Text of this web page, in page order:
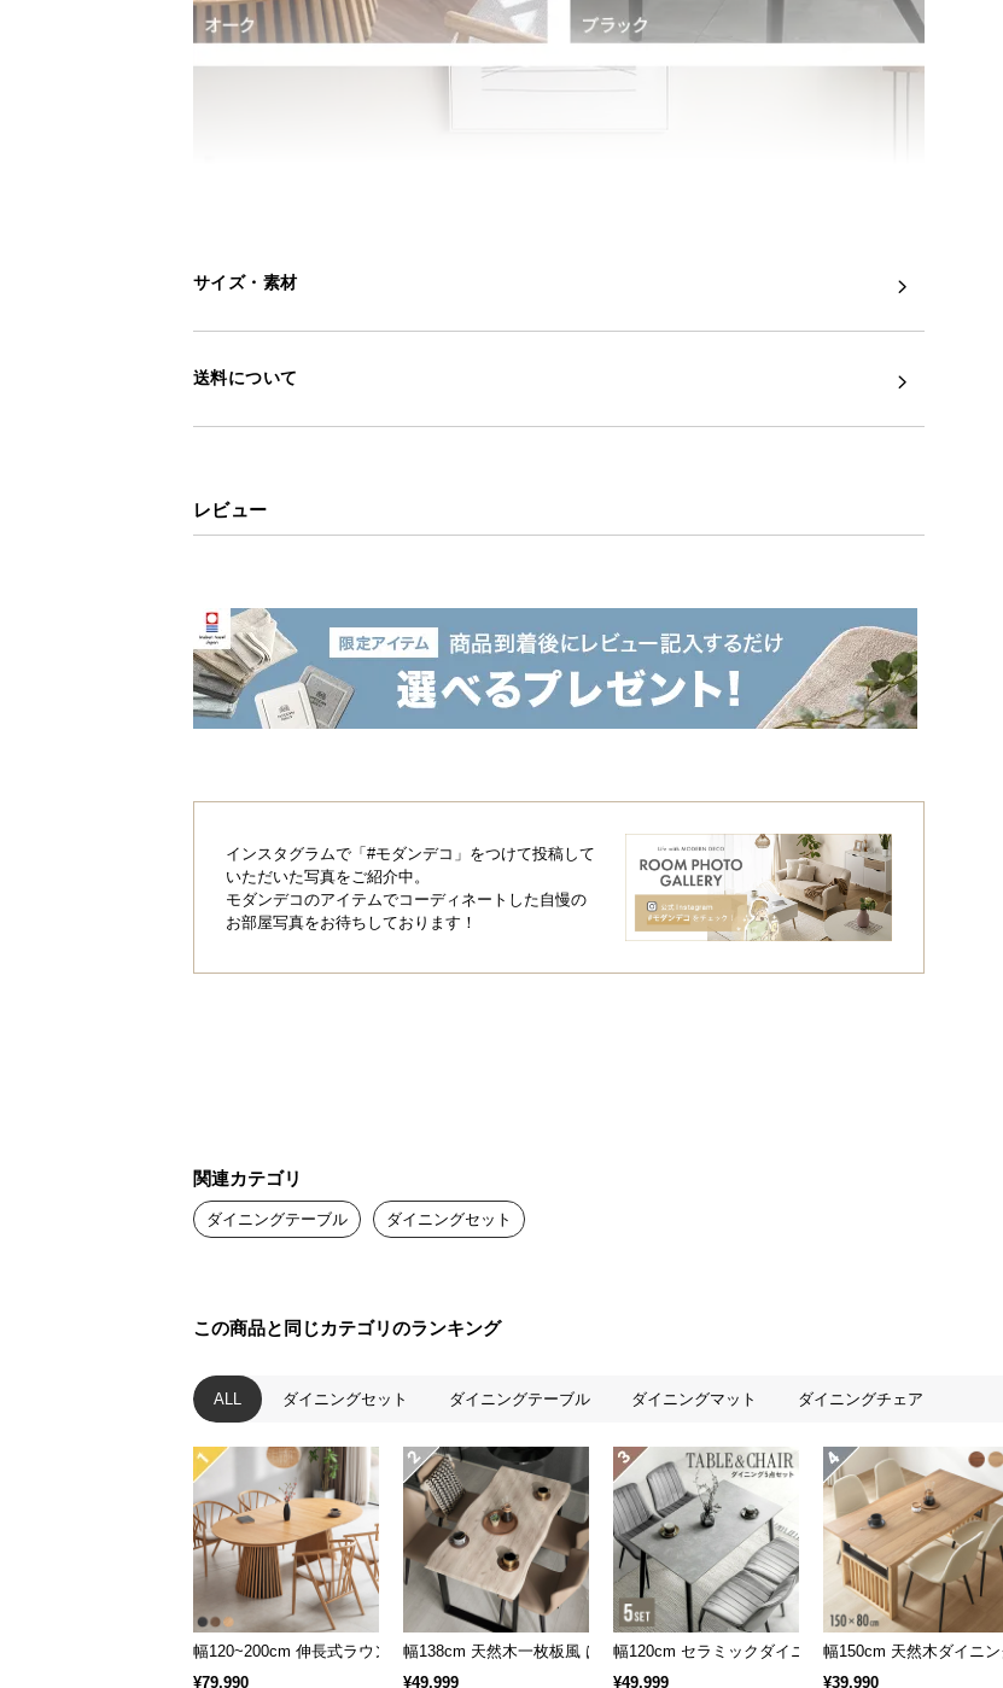
サイズ・素材
送料について
レビュー
インスタグラムで「#モダンデコ」をつけて投稿して
いただいた写真をご紹介中。
モダンデコのアイテムでコーディネートした自慢の
お部屋写真をお待ちしております！
関連カテゴリ
ダイニングテーブル ダイニングセット
この商品と同じカテゴリのランキング
ALL ダイニングセット ダイニングテーブル ダイニングマット ダイニングチェア
幅120~200cm 伸長式ラウンドダイニングテーブル 6人掛け 天然木突板 美しい格子デザイン
¥79,990
幅138cm 天然木一枚板風 はつりダイニングセット リアル木目調 4人掛け チェア4脚
¥49,999
幅120cm セラミックダイニングセット 4人掛け
¥49,999
幅150cm 天然木ダイニ
¥39,990